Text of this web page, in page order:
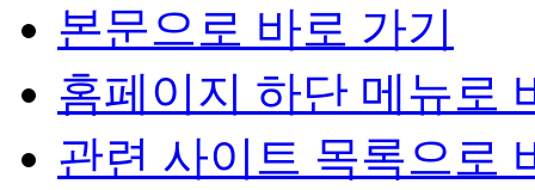
본문으로 바로 가기
홈페이지 하단 메뉴로
관련 사이트 목록으로